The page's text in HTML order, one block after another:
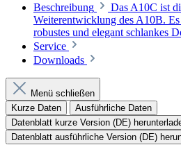
Beschreibung
Das A10C ist
Weiterentwicklung des A10B.
robustes und elegant schlankes
Service
Downloads
Menü schließen
Kurze Daten
Ausführliche Daten
Datenblatt kurze Version (DE)
Datenblatt ausführliche Version (DE)